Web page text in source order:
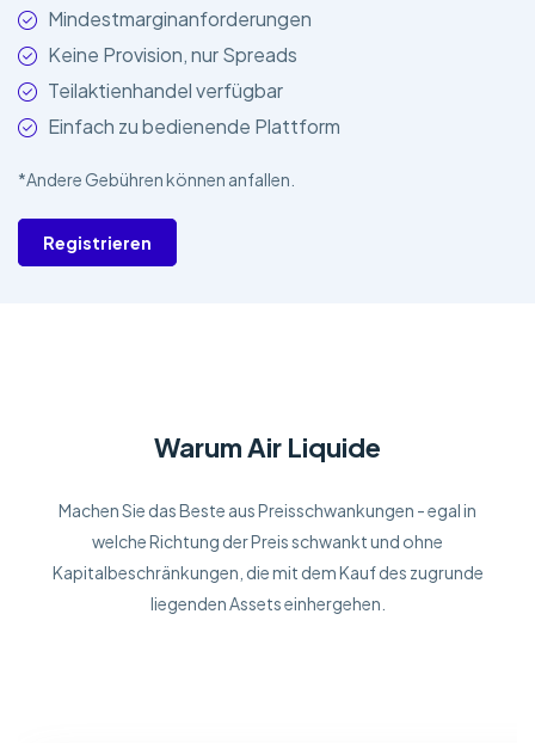
Mindestmarginanforderungen
Keine Provision, nur Spreads
Teilaktienhandel verfügbar
Einfach zu bedienende Plattform
*Andere Gebühren können anfallen.
Registrieren
Warum Air Liquide
Machen Sie das Beste aus Preisschwankungen - egal in
welche Richtung der Preis schwankt und ohne
Kapitalbeschränkungen, die mit dem Kauf des zugrunde
liegenden Assets einhergehen.